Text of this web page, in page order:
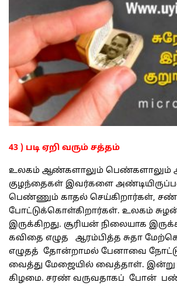
43 ) படி ஏறி வரும் சத்தம்
உலகம் ஆண்களாலும் பெண்களாலும்
குழந்தைகள் இவர்களை
பெண்ணும் காதல் செய்கிறார்கள்,
போட்டுக்கொள்கிறார்கள். உலகம்
இருக்கிறது. சூரியன் நிலையாக
கவிதை எழுத ஆரம்பித்த சுதா
எழுதத் தோன்றாமல் பேனாவை
வைத்து மேஜையில் வைத்தாள். இன்று
கிழமை. சரண் வருவதாகப் போன்